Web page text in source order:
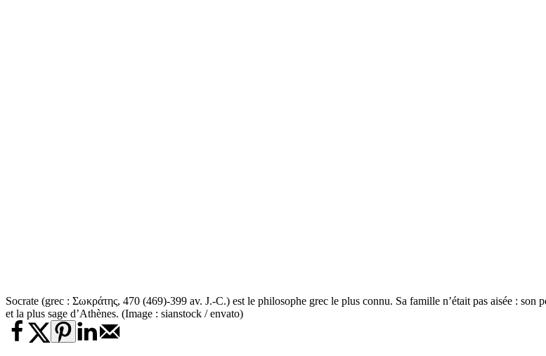
Socrate (grec : Σωκράτης, 470 (469)-399 av. J.-C.) est le philosophe grec le plus connu. Sa famille n’était pas aisée :
et la plus sage d’Athènes. (Image : sianstock / envato)